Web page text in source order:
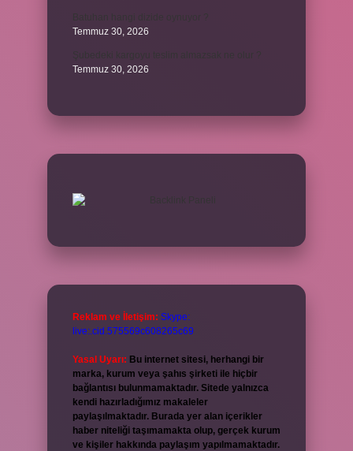
Temmuz 30, 2026
Temmuz 30, 2026
Reklam ve İletişim: Skype:
live:.cid.575569c608265c69
Yasal Uyarı: Bu internet sitesi, herhangi bir
marka, kurum veya şahıs şirketi ile hiçbir
bağlantısı bulunmamaktadır. Sitede yalnızca
kendi hazırladığımız makaleler
paylaşılmaktadır. Burada yer alan içerikler
haber niteliği taşımamakta olup, gerçek kurum
ve kişiler hakkında paylaşım yapılmamaktadır.